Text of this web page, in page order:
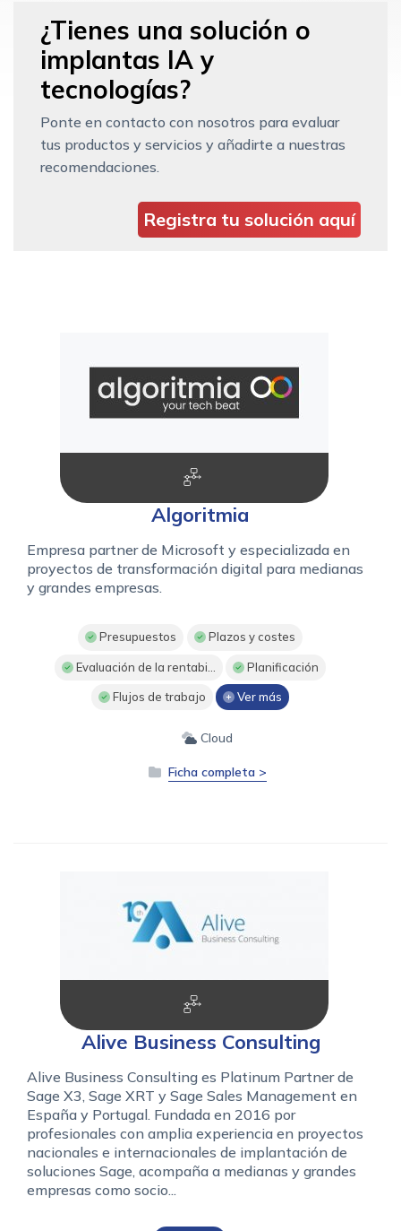
¿Tienes una solución o
implantas IA y
tecnologías?
Ponte en contacto con nosotros para evaluar
tus productos y servicios y añadirte a nuestras
recomendaciones.
Registra tu solución aquí
Algoritmia
Empresa partner de Microsoft y especializada en
proyectos de transformación digital para medianas
y grandes empresas.
Presupuestos Plazos y costes
Evaluación de la rentabi... Planificación
Flujos de trabajo Ver más
Cloud
Ficha completa >
Alive Business Consulting
Alive Business Consulting es Platinum Partner de
Sage X3, Sage XRT y Sage Sales Management en
España y Portugal. Fundada en 2016 por
profesionales con amplia experiencia en proyectos
nacionales e internacionales de implantación de
soluciones Sage, acompaña a medianas y grandes
empresas como socio...